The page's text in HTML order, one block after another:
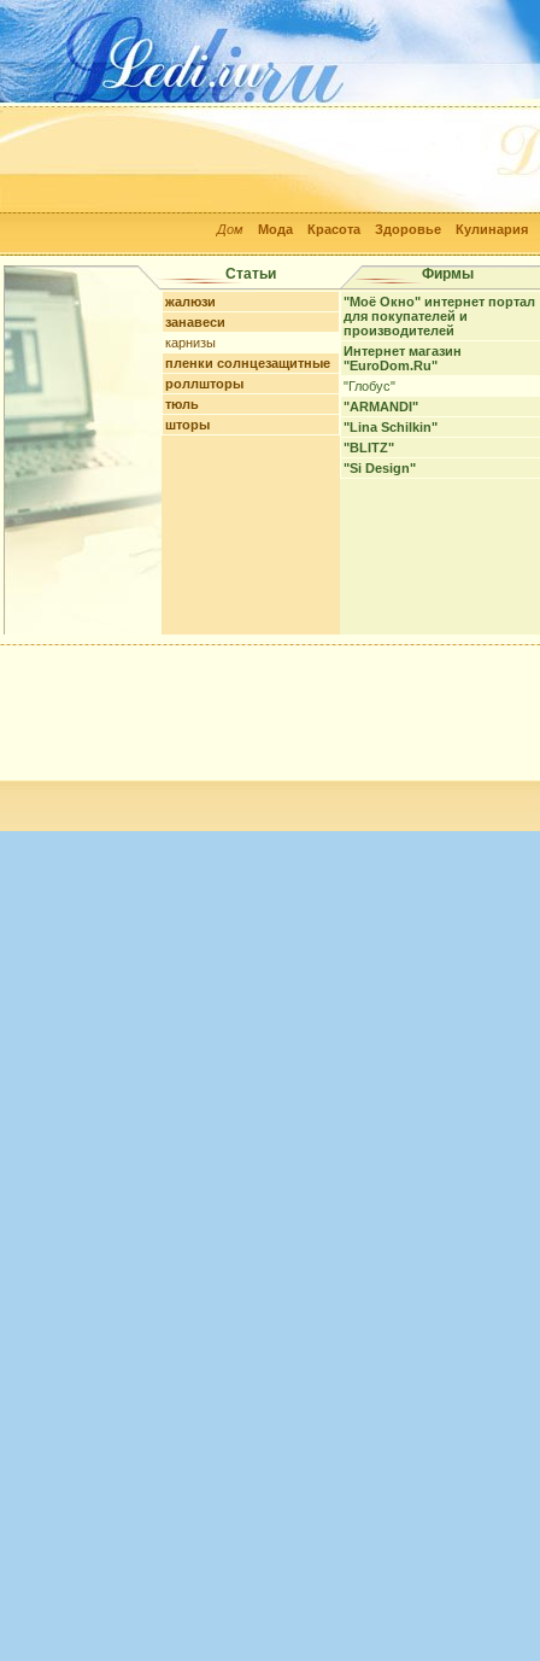
Дом Мода Красота Здоровье Кулинария
Статьи Фирмы
жалюзи
занавеси
карнизы
пленки солнцезащитные
роллшторы
тюль
шторы
"Моё Окно" интернет портал
для покупателей и
производителей
Интернет магазин
"EuroDom.Ru"
"Глобус"
"ARMANDI"
"Lina Schilkin"
"BLITZ"
"Si Design"